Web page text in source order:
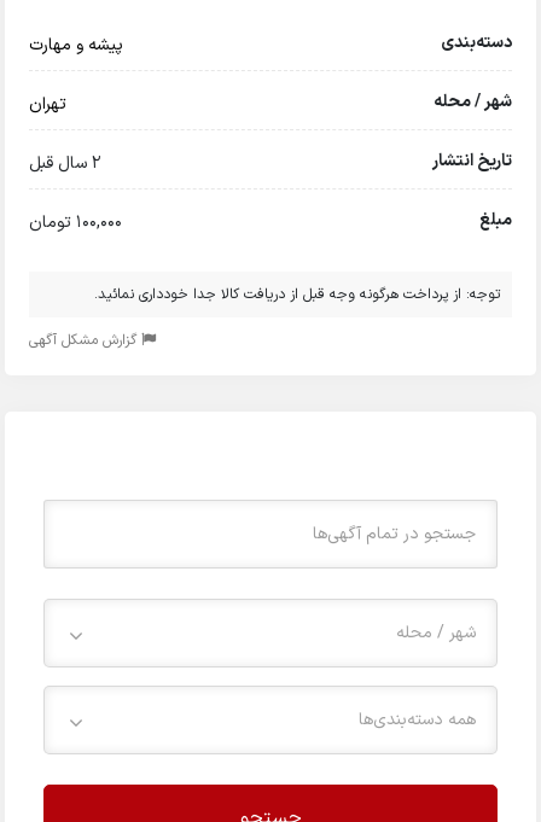
دسته‌بندی پیشه و مهارت
شهر / محله تهران
تاریخ انتشار 2 سال قبل
مبلغ 100,000 تومان
توجه: از پرداخت هرگونه وجه قبل از دریافت کالا جدا خودداری نمائید.
گزارش مشکل آگهی
شهر / محله
همه دسته‌بندی‌ها